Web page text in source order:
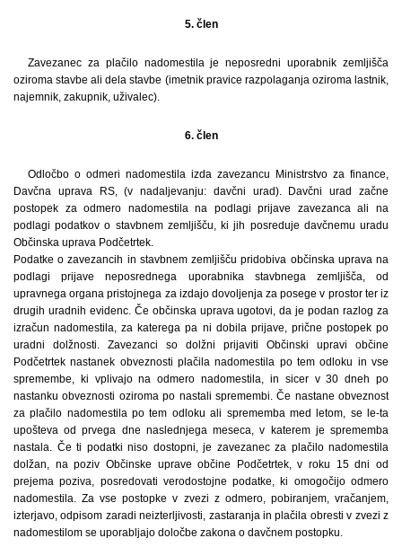
5. člen
Zavezanec za plačilo nadomestila je neposredni uporabnik zemljišča
oziroma stavbe ali dela stavbe (imetnik pravice razpolaganja oziroma lastnik,
najemnik, zakupnik, uživalec).
6. člen
Odločbo o odmeri nadomestila izda zavezancu Ministrstvo za finance,
Davčna uprava RS, (v nadaljevanju: davčni urad). Davčni urad začne
postopek za odmero nadomestila na podlagi prijave zavezanca ali na
podlagi podatkov o stavbnem zemljišču, ki jih posreduje davčnemu uradu
Občinska uprava Podčetrtek.
Podatke o zavezancih in stavbnem zemljišču pridobiva občinska uprava na
podlagi prijave neposrednega uporabnika stavbnega zemljišča, od
upravnega organa pristojnega za izdajo dovoljenja za posege v prostor ter iz
drugih uradnih evidenc. Če občinska uprava ugotovi, da je podan razlog za
izračun nadomestila, za katerega pa ni dobila prijave, prične postopek po
uradni dolžnosti. Zavezanci so dolžni prijaviti Občinski upravi občine
Podčetrtek nastanek obveznosti plačila nadomestila po tem odloku in vse
spremembe, ki vplivajo na odmero nadomestila, in sicer v 30 dneh po
nastanku obveznosti oziroma po nastali spremembi. Če nastane obveznost
za plačilo nadomestila po tem odloku ali sprememba med letom, se le-ta
upošteva od prvega dne naslednjega meseca, v katerem je sprememba
nastala. Če ti podatki niso dostopni, je zavezanec za plačilo nadomestila
dolžan, na poziv Občinske uprave občine Podčetrtek, v roku 15 dni od
prejema poziva, posredovati verodostojne podatke, ki omogočijo odmero
nadomestila. Za vse postopke v zvezi z odmero, pobiranjem, vračanjem,
izterjavo, odpisom zaradi neizterljivosti, zastaranja in plačila obresti v zvezi z
nadomestilom se uporabljajo določbe zakona o davčnem postopku.